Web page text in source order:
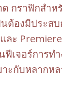
ด กราฟิกสำ
ต้องมีประ
ละ
เจอร์การท
ะกับหลากห